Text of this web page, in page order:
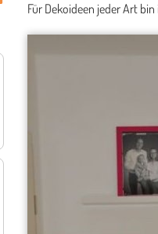
Für Dekoideen jeder Art